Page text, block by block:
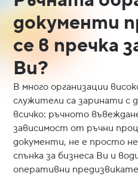
документи
се в пречка
Ви?
В много организации
служители са заринати с
всичко: ръчното
зависимост от ръчни
документи, не е просто
спънка за бизнеса Ви и
оперативни